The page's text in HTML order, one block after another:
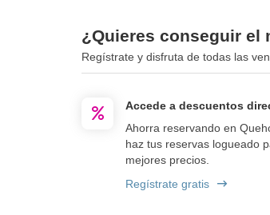
¿Quieres conseguir el
Regístrate y disfruta de todas las
Accede a descuentos
Ahorra reservando en
haz tus reservas logueado
mejores precios.
Regístrate gratis